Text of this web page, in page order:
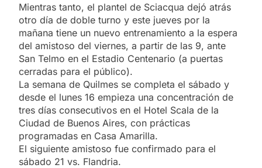
Mientras tanto, el plantel de Sciacqua dejó atrás
otro día de doble turno y este jueves por la
mañana tiene un nuevo entrenamiento a la espera
del amistoso del viernes, a partir de las 9, ante
San Telmo en el Estadio Centenario (a puertas
cerradas para el público).
La semana de Quilmes se completa el sábado y
desde el lunes 16 empieza una concentración de
tres días consecutivos en el Hotel Scala de la
Ciudad de Buenos Aires, con prácticas
programadas en Casa Amarilla.
El siguiente amistoso fue confirmado para el
sábado 21 vs. Flandria.